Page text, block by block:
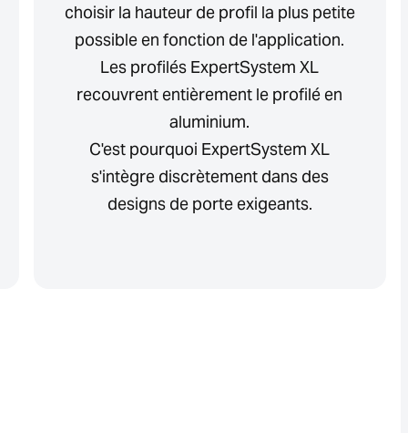
choisir la hauteur de profil la plus petite
possible en fonction de l'application.
Les profilés ExpertSystem XL
recouvrent entièrement le profilé en
aluminium.
C'est pourquoi ExpertSystem XL
s'intègre discrètement dans des
designs de porte exigeants.